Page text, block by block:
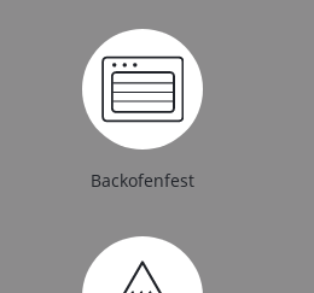
Backofenfest